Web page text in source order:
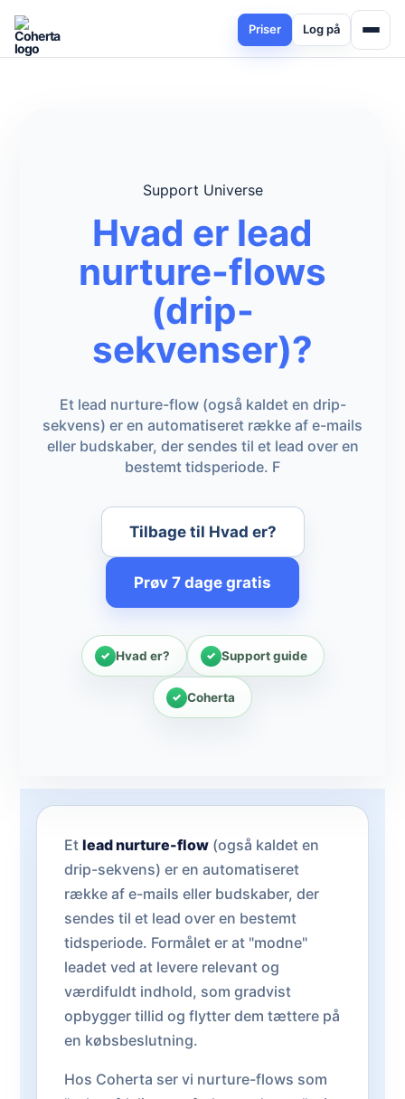
Priser Log på
Support Universe
Hvad er lead
nurture-flows
(drip-
sekvenser)?
Et lead nurture-flow (også kaldet en drip-
sekvens) er en automatiseret række af e-mails
eller budskaber, der sendes til et lead over en
bestemt tidsperiode. F
Tilbage til Hvad er?
Prøv 7 dage gratis
Hvad er? Support guide
Coherta
Et lead nurture-flow (også kaldet en
drip-sekvens) er en automatiseret
række af e-mails eller budskaber, der
sendes til et lead over en bestemt
tidsperiode. Formålet er at "modne"
leadet ved at levere relevant og
værdifuldt indhold, som gradvist
opbygger tillid og flytter dem tættere på
en købsbeslutning.
Hos Coherta ser vi nurture-flows som